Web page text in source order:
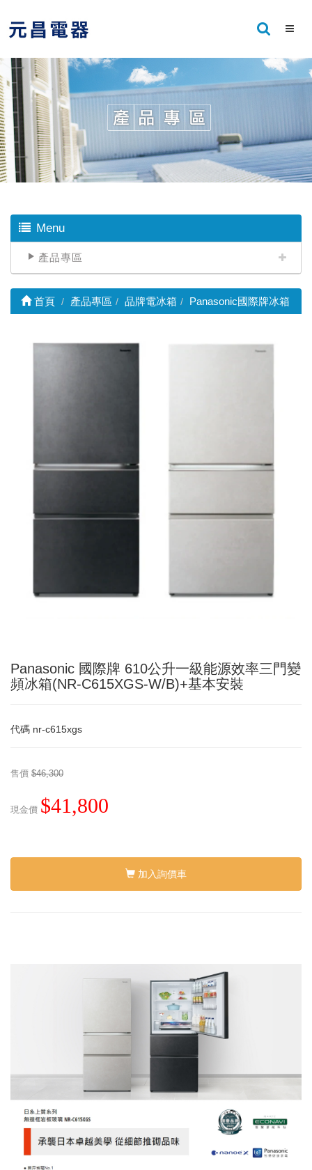
Menu
產品專區
首頁 產品專區 品牌電冰箱 Panasonic國際牌冰箱
Panasonic 國際牌 610公升一級能源效率三門變
頻冰箱(NR-C615XGS-W/B)+基本安裝
代碼 nr-c615xgs
售價 $46,300
現金價 $41,800
加入詢價車